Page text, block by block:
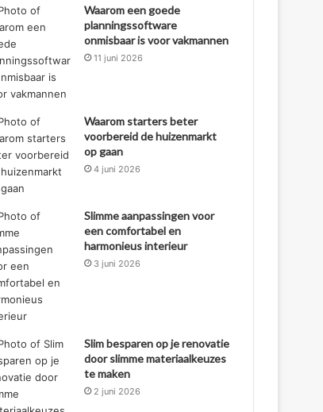
Waarom een goede
planningssoftware
onmisbaar is voor vakmannen
11 juni 2026
Waarom starters beter
voorbereid de huizenmarkt
op gaan
4 juni 2026
Slimme aanpassingen voor
een comfortabel en
harmonieus interieur
3 juni 2026
Slim besparen op je renovatie
door slimme materiaalkeuzes
te maken
2 juni 2026